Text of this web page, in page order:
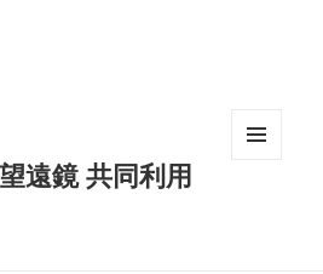
遠鏡 共同利用